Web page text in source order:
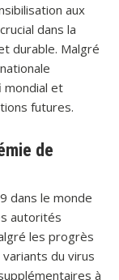
aux
dans la
durable. Malgré
mondial et
futures.
de
dans le monde
autorités
les progrès
du virus
à